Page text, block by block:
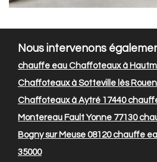
Nous intervenons
chauffe eau Chaffoteaux à
Chaffoteaux à Sotteville lès
Chaffoteaux à Aytré 17440
Montereau Fault Yonne 77130
Bogny sur Meuse 08120chauffe
35000